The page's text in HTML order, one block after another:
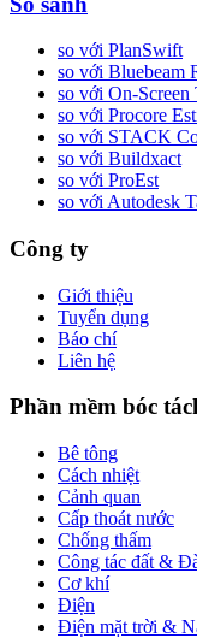
so với PlanSwift
so với Bluebeam
so với On-
so với Procore
so với STACK
so với Buildxact
so với ProEst
so với Autodesk
Công ty
Giới thiệu
Tuyển dụng
Báo chí
Liên hệ
Phần mềm bóc
Bê tông
Cách nhiệt
Cảnh quan
Cấp thoát nước
Chống thấm
Công tác đất &
Cơ khí
Điện
Điện mặt trời &